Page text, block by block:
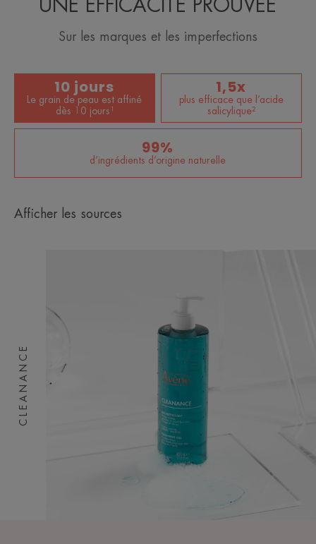
UNE EFFICACITÉ PROUVÉE
Sur les marques et les imperfections
10 jours
Le grain de peau est affiné
dès 10 jours¹
1,5x
plus efficace que l’acide
salicylique²
99%
d’ingrédients d’origine naturelle
Afficher les sources
CLEANANCE